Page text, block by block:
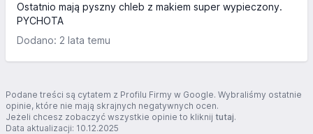
mieć konsystencji chleba,po zatym ws...
Ostatnio mają pyszny chleb z makiem super wypieczony.
PYCHOTA
Dodano: 2 lata temu
Podane treści są cytatem z Profilu Firmy w Google. Wybraliśmy ostatnie
opinie, które nie mają skrajnych negatywnych ocen.
Jeżeli chcesz zobaczyć wszystkie opinie to kliknij tutaj.
Data aktualizacji: 10.12.2025